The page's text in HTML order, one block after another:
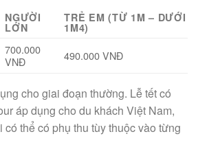
NGƯỜI
LỚN
TRẺ EM (TỪ 1M – DƯỚI
1M4)
700.000
VNĐ
490.000 VNĐ
cho giai đoạn thường. Lễ tết có
áp dụng cho du khách Việt Nam,
thể có phụ thu tùy thuộc vào từng